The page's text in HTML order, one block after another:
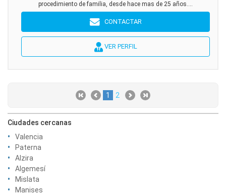
procedimiento de familia, desde hace mas de 25 años....
CONTACTAR
VER PERFIL
1 2
Ciudades cercanas
Valencia
Paterna
Alzira
Algemesí
Mislata
Manises